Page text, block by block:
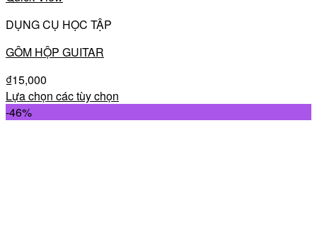
DỤNG CỤ HỌC TẬP
GÔM HỘP GUITAR
₫15,000
Lựa chọn các tùy chọn
-46%